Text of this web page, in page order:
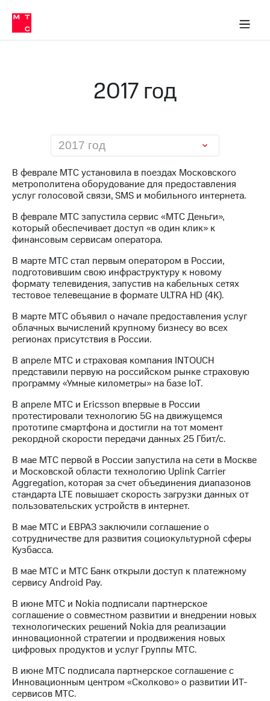
Медиа-центр
и акционерам
Устойчивое развитие
Комплаенс и деловая этика
компании
Правовая
Контакты
Медиа-центр
Пресс-
релизы
МТС
о технологиях
Достижения
Интервью
Финансовая
отчетность
Контакты
в
регионе
и акционерам
управление
Корпоративный
секретарь
Раскрытие
информации
Информация
акционерам
Документы
ПАО
"МТС"
Собрания
акционеров
Личный
кабинет
акционера
Акционерный
капитал
Контроль
и
аудит
МТС
о технологиях
2017 год
2017 год
В феврале МТС установила в поездах Московского
метрополитена оборудование для предоставления
услуг голосовой связи, SMS и мобильного интернета.
В феврале МТС запустила сервис «МТС Деньги»,
который обеспечивает доступ «в один клик» к
финансовым сервисам оператора.
В марте МТС стал первым оператором в России,
подготовившим свою инфраструктуру к новому
формату телевидения, запустив на кабельных сетях
тестовое телевещание в формате ULTRA HD (4К).
В марте МТС объявил о начале предоставления услуг
облачных вычислений крупному бизнесу во всех
регионах присутствия в России.
В апреле МТС и страховая компания INTOUCH
представили первую на российском рынке страховую
программу «Умные километры» на базе IoT.
В апреле МТС и Ericsson впервые в России
протестировали технологию 5G на движущемся
прототипе смартфона и достигли на тот момент
рекордной скорости передачи данных 25 Гбит/с.
В мае МТС первой в России запустила на сети в Москве
и Московской области технологию Uplink Carrier
Aggregation, которая за счет объединения диапазонов
стандарта LTE повышает скорость загрузки данных от
пользовательских устройств в интернет.
В мае МТС и ЕВРАЗ заключили соглашение о
сотрудничестве для развития социокультурной сферы
Кузбасса.
В мае МТС и МТС Банк открыли доступ к платежному
сервису Android Pay.
В июне МТС и Nokia подписали партнерское
соглашение о совместном развитии и внедрении новых
технологических решений Nokia для реализации
инновационной стратегии и продвижения новых
цифровых продуктов и услуг Группы МТС.
В июне МТС подписала партнерское соглашение с
Инновационным центром «Сколково» о развитии ИТ-
сервисов МТС.